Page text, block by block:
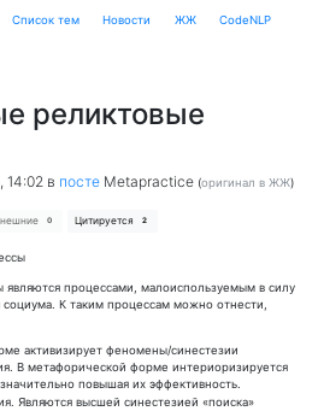
Cписок тем Новости ЖЖ CodeNLP
реликтовые
14:02 в посте Metapractice (оригинал в ЖЖ)
0 Цитируется 2
процессами, малоиспользуемым в силу
К таким процессам можно отнести,
активизирует феномены/синестезии
В метафорической форме интериоризируется
повышая их эффективность.
Являются высшей синестезией «поиска»